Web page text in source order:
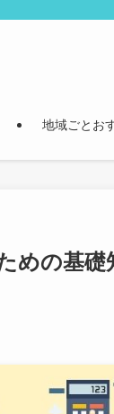
地域ごとお
めの基礎